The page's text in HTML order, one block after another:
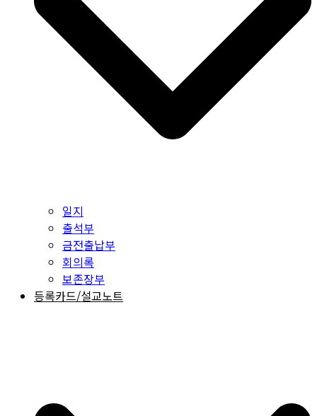
일지
출석부
금전출납부
회의록
보존장부
등록카드/설교노트